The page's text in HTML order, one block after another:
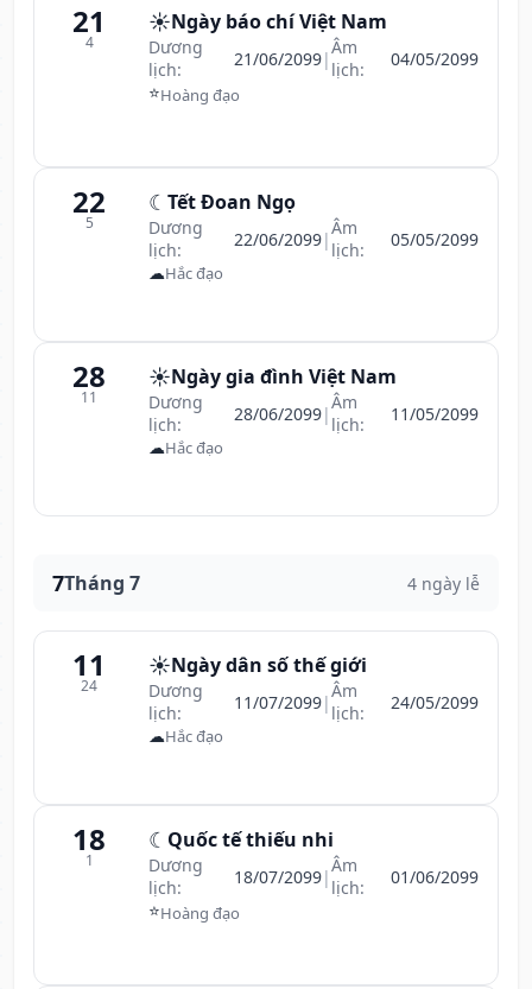
21
4
☀️Ngày báo chí Việt Nam
Dương
lịch:
21/06/2099|Âm
lịch:
04/05/2099
⭐Hoàng đạo
22
5
☾ Tết Đoan Ngọ
Dương
lịch:
22/06/2099|Âm
lịch:
05/05/2099
☁Hắc đạo
28
11
☀️Ngày gia đình Việt Nam
Dương
lịch:
28/06/2099|Âm
lịch:
11/05/2099
☁Hắc đạo
7Tháng 7 4 ngày lễ
11
24
☀️Ngày dân số thế giới
Dương
lịch:
11/07/2099|Âm
lịch:
24/05/2099
☁Hắc đạo
18
1
☾ Quốc tế thiếu nhi
Dương
lịch:
18/07/2099|Âm
lịch:
01/06/2099
⭐Hoàng đạo